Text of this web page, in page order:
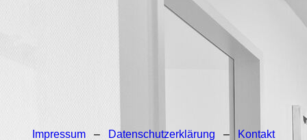
Impressum – Datenschutzerklärung – Kontakt